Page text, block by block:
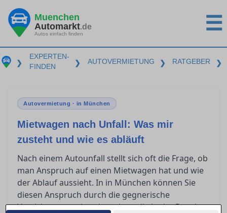
Muenchen
Automarkt.de
Autos einfach finden ☰
❯
EXPERTEN-
FINDEN
❯ AUTOVERMIETUNG ❯ RATGEBER ❯
Autovermietung · in München
Mietwagen nach Unfall: Was mir
zusteht und wie es abläuft
Nach einem Autounfall stellt sich oft die Frage, ob
man Anspruch auf einen Mietwagen hat und wie
der Ablauf aussieht. In in München können Sie
diesen Anspruch durch die gegnerische
Versicherung geltend machen, die in der Regel